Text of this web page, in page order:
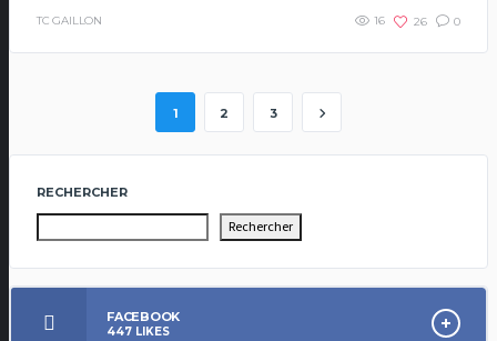
TC GAILLON 16 26 0
1 2 3
RECHERCHER
Rechercher
FACEBOOK
447 LIKES